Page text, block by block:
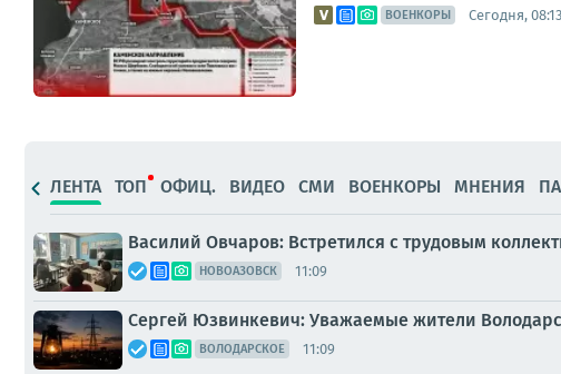
ВОЕНКОРЫ Сегодня, 08:13
ЛЕНТА ТОП ОФИЦ. ВИДЕО СМИ ВОЕНКОРЫ МНЕНИЯ
Василий Овчаров: Встретился с трудовым
НОВОАЗОВСК 11:09
Сергей Юзвинкевич: Уважаемые жители
ВОЛОДАРСКОЕ 11:09